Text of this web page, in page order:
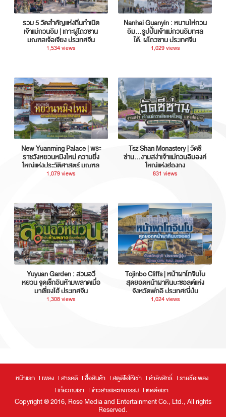
รวม 5 วัดสำคัญแห่งถิ่นกำเนิด
เจ้าแม่กวนอิม | เกาะผู่โถวซาน
มณฑลเจ้อเจียง ประเทศจีน
1,534 views
Nanhai Guanyin : หนานไห่กวน
อิม...รูปปั้นเจ้าแม่กวนอิมทะเล
ใต้, ผู่โถวซาน ประเทศจีน
1,029 views
New Yuanming Palace | พระ
ราชวังหยวนหมิงใหม่ ความยิ่ง
ใหญ่แห่งประวัติศาสตร์ มณฑล
กวางตุ้ง ประเทศจีน
1,079 views
Tsz Shan Monastery | วัดซี
ซ่าน…งามสง่าเจ้าแม่กวนอิมองค์
ใหญ่แห่งฮ่องกง
831 views
Yuyuan Garden : สวนอวี้
หยวน จุดเช็กอินห้ามพลาดเมื่อ
มาเซี่ยงไฮ้ ประเทศจีน
1,308 views
Tojinbo Cliffs | หน้าผาโทจินโบ
สุดยอดหน้าผาหินบะซอลต์แห่ง
จังหวัดฟุกุอิ ประเทศญี่ปุ่น
1,024 views
หน้าแรก เพลง สารคดี ซื้อสินค้า สตูดิโอให้เช่า ค่าลิขสิทธิ์
รายชื่อเพลง
เกี่ยวกับเรา
ข่าวสารและกิจกรรม ติดต่อเรา
Copyright ® 2016, Rose Media and Entertainment Co., Ltd., All rights
Reserved.